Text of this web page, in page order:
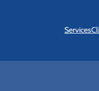
Services